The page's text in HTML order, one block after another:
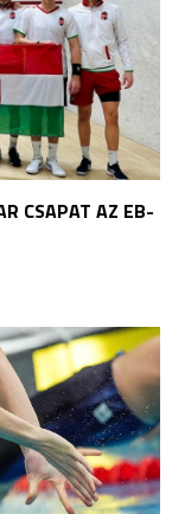
CSAPAT AZ EB-